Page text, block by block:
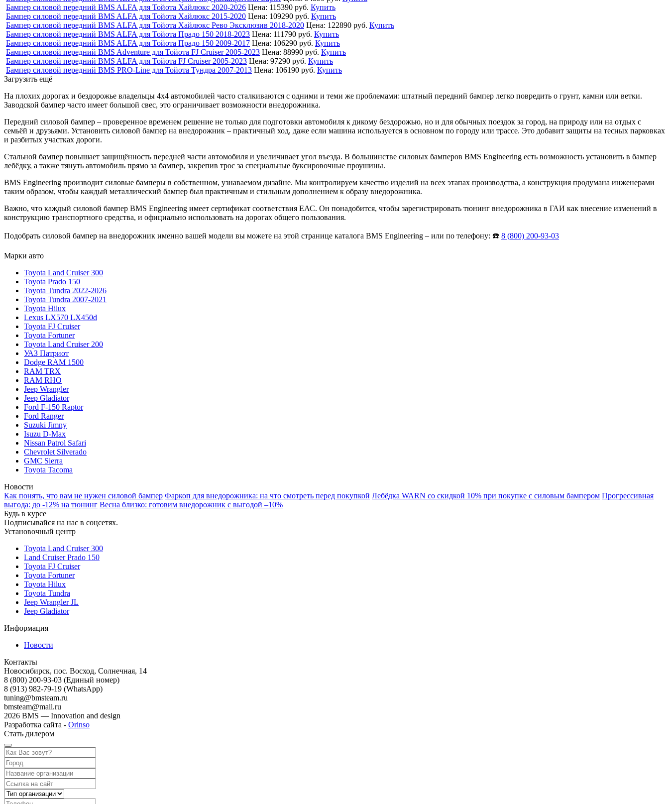
Бампер силовой передний BMS ALFA для Тойота Хайлюкс 2020-2026 Цена: 115390 руб. Купить
Бампер силовой передний BMS ALFA для Тойота Хайлюкс 2015-2020 Цена: 109290 руб. Купить
Бампер силовой передний BMS ALFA для Тойота Хайлюкс Рево Эксклюзив 2018-2020 Цена: 122890 руб. Купить
Бампер силовой передний BMS ALFA для Тойота Прадо 150 2018-2023 Цена: 111790 руб. Купить
Бампер силовой передний BMS ALFA для Тойота Прадо 150 2009-2017 Цена: 106290 руб. Купить
Бампер силовой передний BMS Adventure для Тойота FJ Cruiser 2005-2023 Цена: 88990 руб. Купить
Бампер силовой передний BMS ALFA для Тойота FJ Cruiser 2005-2023 Цена: 97290 руб. Купить
Бампер силовой передний BMS PRO-Line для Тойота Тундра 2007-2013 Цена: 106190 руб. Купить
Загрузить ещё
На плохих дорогах и бездорожье владельцы 4х4 автомобилей часто сталкиваются с одними и теми же проблемами: штатный передний бампер легко повредить о грунт, камни или ветки.
Заводской бампер часто имеет большой свес, это ограничивает возможности внедорожника.
Передний силовой бампер – проверенное временем решение не только для подготовки автомобиля к дикому бездорожью, но и для обычных поездок за город, на природу или на отдых с
семьёй и друзьями. Установить силовой бампер на внедорожник – практичный ход, даже если машина используется в основном по городу или трассе. Это добавит защиты на тесных парковках
и разбитых участках дороги.
Стальной бампер повышает защищённость передней части автомобиля и увеличивает угол въезда. В большинстве силовых бамперов BMS Engineering есть возможность установить в бампер
лебёдку, а также тянуть автомобиль прямо за бампер, закрепив трос за специальные буксировочные проушины.
BMS Engineering производит силовые бамперы в собственном, узнаваемом дизайне. Мы контролируем качество изделий на всех этапах производства, а конструкция продумана инженерами
таким образом, чтобы каждый металлический бампер был практичным и стильным дополнением к образу внедорожника.
Важно, что каждый силовой бампер BMS Engineering имеет сертификат соответствия ЕАС. Он понадобится, чтобы зарегистрировать тюнинг внедорожника в ГАИ как внесение изменений в
конструкцию транспортного средства, и официально использовать на дорогах общего пользования.
Подобрать силовой бампер на внедорожник именно вашей модели вы можете на этой странице каталога BMS Engineering – или по телефону: ☎️ 8 (800) 200-93-03
Марки авто
Toyota Land Cruiser 300
Toyota Prado 150
Toyota Tundra 2022-2026
Toyota Tundra 2007-2021
Toyota Hilux
Lexus LX570 LX450d
Toyota FJ Cruiser
Toyota Fortuner
Toyota Land Cruiser 200
УАЗ Патриот
Dodge RAM 1500
RAM TRX
RAM RHO
Jeep Wrangler
Jeep Gladiator
Ford F-150 Raptor
Ford Ranger
Suzuki Jimny
Isuzu D-Max
Nissan Patrol Safari
Chevrolet Silverado
GMC Sierra
Toyota Tacoma
Новости
Как понять, что вам не нужен силовой бампер Фаркоп для внедорожника: на что смотреть перед покупкой Лебёдка WARN со скидкой 10% при покупке с силовым бампером Прогрессивная
выгода: до -12% на тюнинг Весна близко: готовим внедорожник с выгодой –10%
Будь в курсе
Подписывайся на нас в соцсетях.
Установочный центр
Toyota Land Cruiser 300
Land Cruiser Prado 150
Toyota FJ Cruiser
Toyota Fortuner
Toyota Hilux
Toyota Tundra
Jeep Wrangler JL
Jeep Gladiator
Информация
Новости
Контакты
Новосибирск, пос. Восход, Солнечная, 14
8 (800) 200-93-03 (Единый номер)
8 (913) 982-79-19 (WhatsApp)
tuning@bmsteam.ru
bmsteam@mail.ru
2026 BMS — Innovation and design
Разработка сайта - Orinso
Стать дилером